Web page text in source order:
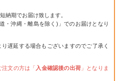
納期でお届け致します。
・沖縄・離島を除く)」でのお届けとなり
遅延する場合もございますのでご了承く
注文の方は「 入金確認後の出荷 」となりま